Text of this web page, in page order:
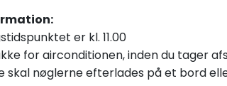
er kl. 11.00
for airconditionen, inden du tager
skal nøglerne efterlades på et bord